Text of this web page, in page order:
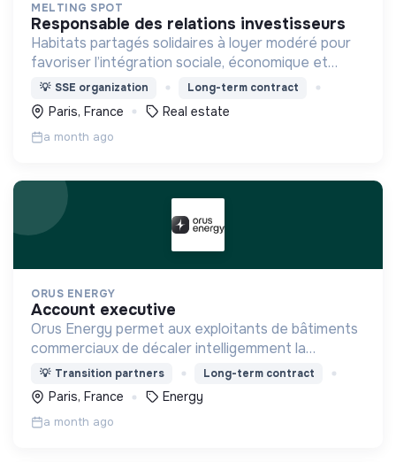
MELTING SPOT
responsable des relations investisseurs
Habitats partagés solidaires à loyer modéré pour
favoriser l’intégration sociale, économique et
républicaine de jeunes qui n’ont pas accès aux
logements de centre-ville.
💡 SSE organization Long-term contract
Paris, France Real estate
a month ago
ORUS ENERGY
account executive
Orus Energy permet aux exploitants de bâtiments
commerciaux de décaler intelligemment la
consommation de leurs équipements (CVC, IRVE)
afin de contribuer à l'équilibre du réseau
électrique.
💡 Transition partners Long-term contract
Paris, France Energy
a month ago